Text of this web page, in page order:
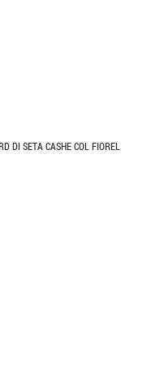
DI SETA CASHE COL FIOREL